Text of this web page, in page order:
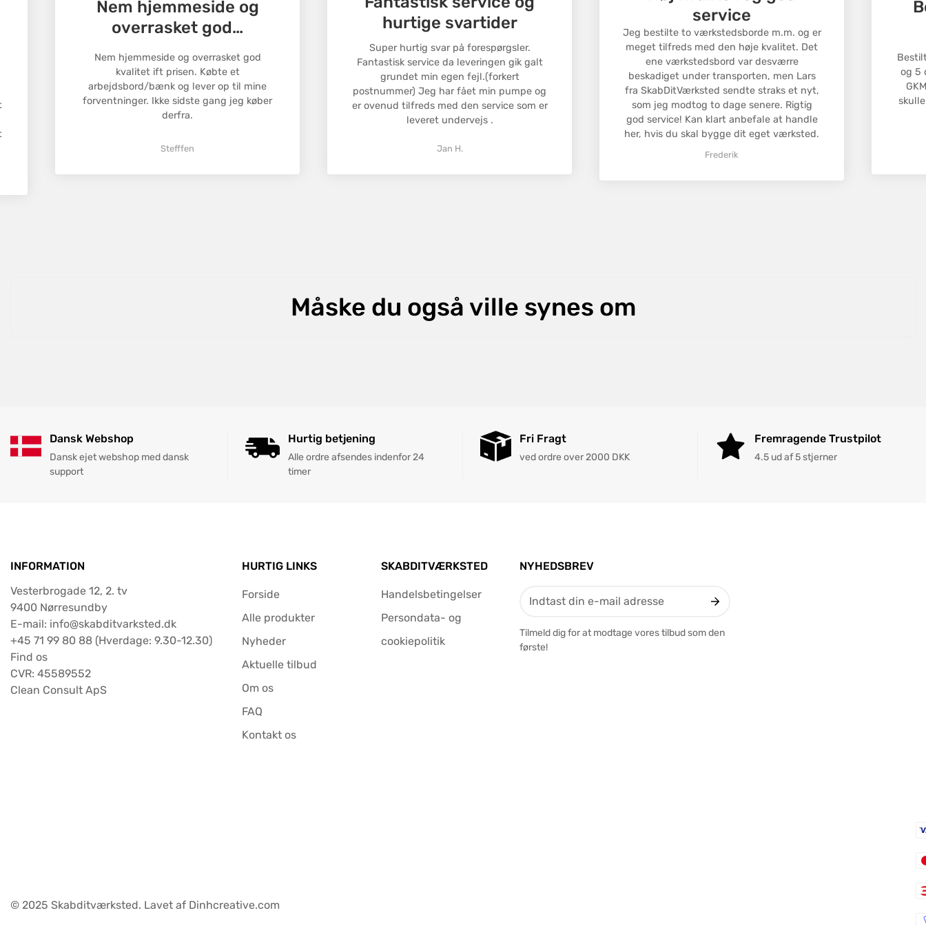
en returnering, og vi hjælper dig med processen.
Returneringsomkostningerne dækkes af kunden, medmindre der er
tale om en fejlbehæftet vare.
Nem hjemmeside og
overrasket god…
Nem hjemmeside og overrasket god
kvalitet ift prisen. Købte et
arbejdsbord/bænk og lever op til mine
forventninger. Ikke sidste gang jeg køber
derfra.
Stefffen
hurtige svartider
Super hurtig svar på forespørgsler.
Fantastisk service da leveringen gik galt
grundet min egen fejl.(forkert
postnummer) Jeg har fået min pumpe og
er ovenud tilfreds med den service som er
leveret undervejs .
Jan H.
service
Jeg bestilte to værkstedsborde m.m. og er
meget tilfreds med den høje kvalitet. Det
ene værkstedsbord var desværre
beskadiget under transporten, men Lars
fra SkabDitVærksted sendte straks et nyt,
som jeg modtog to dage senere. Rigtig
god service! Kan klart anbefale at handle
her, hvis du skal bygge dit eget værksted.
Frederik
og 5
Måske du også ville synes om
Dansk Webshop
Dansk ejet webshop med dansk
support
Hurtig betjening
Alle ordre afsendes indenfor 24
timer
Fri Fragt
ved ordre over 2000 DKK
Fremragende Trustpilot
4.5 ud af 5 stjerner
INFORMATION
Vesterbrogade 12, 2. tv
9400 Nørresundby
E-mail: info@skabditvarksted.dk
+45 71 99 80 88 (Hverdage: 9.30-12.30)
Find os
CVR: 45589552
Clean Consult ApS
HURTIG LINKS
Forside
Alle produkter
Nyheder
Aktuelle tilbud
Om os
FAQ
Kontakt os
SKABDITVÆRKSTED
Handelsbetingelser
Persondata- og
cookiepolitik
NYHEDSBREV
Tilmeld dig for at modtage vores tilbud som den
første!
© 2025 Skabditværksted. Lavet af Dinhcreative.com
Confirm your age
Are you 18 years old or older?
No, I'm not Yes, I am